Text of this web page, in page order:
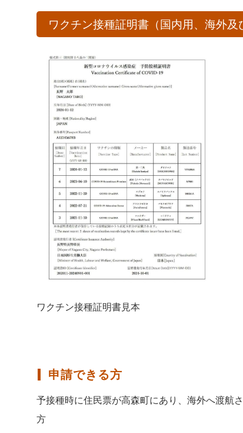
ワクチン接種証明書（国内用、海外及
ワクチン接種証明書見本
申請できる方
予接種時に住民票が高森町にあり、海外へ渡航
方